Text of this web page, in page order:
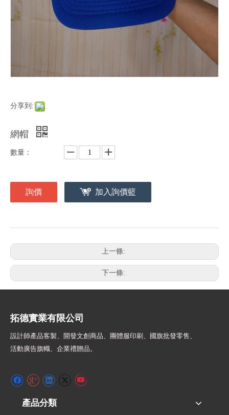
分享到:
網帽
數量：
詢價 加入詢價籃
上一條:
下一條:
拓德實業有限公司
設計師產品客製、開發文創商品、團體服印刷、
國旗批發零售、
活動廣告旗幟、 企業禮贈品。
產品分類